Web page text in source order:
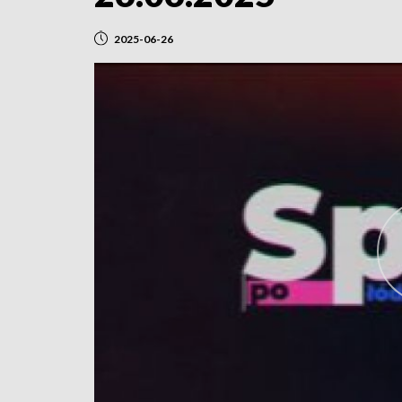
2025-06-26